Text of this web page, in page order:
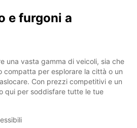
e furgoni a
una vasta gamma di veicoli, sia che
compatta per esplorare la città o un
Con prezzi competitivi e un
qui per soddisfare tutte le tue